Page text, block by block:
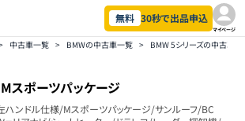
無料 30秒で出品申込
マイページ
中古車一覧 > BMWの中古車一覧 > BMW 5シリーズの中古車
スポーツパッケージ
ンドル仕様/Mスポーツパッケージ/サンルーフ/BC